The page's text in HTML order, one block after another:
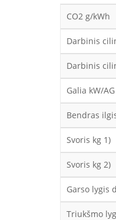
CO2 g/kWh
Darbinis
Darbinis
Galia kW/AG
Bendras
Svoris kg 1)
Svoris kg 2)
Garso lygis
Triukšmo